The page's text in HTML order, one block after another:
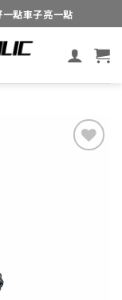
點車子亮一點